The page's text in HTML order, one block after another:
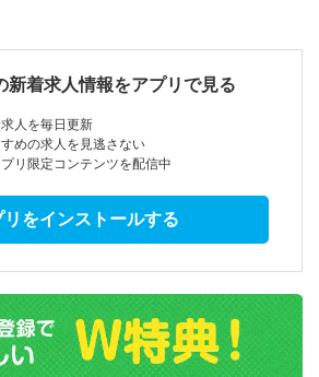
新着求人情報をアプリで見る
人を毎日更新
めの求人を見逃さない
リ限定コンテンツを配信中
リをインストールする